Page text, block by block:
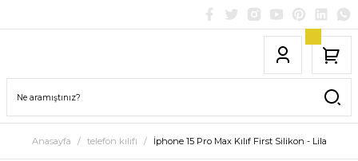
Anasayfa telefon kılıfı İphone 15 Pro Max Kılıf First Silikon - Lila